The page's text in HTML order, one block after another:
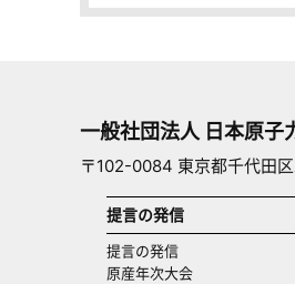
一般社団法人 日本原子
〒102-0084 東京都千代田
提言の発信
提言の発信
原産年次大会